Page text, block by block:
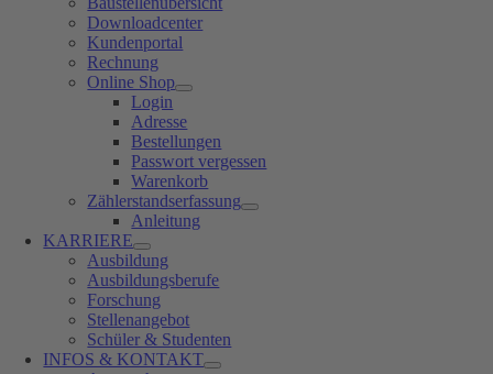
Downloadcenter
Kundenportal
Rechnung
Online Shop
Login
Adresse
Bestellungen
Passwort vergessen
Warenkorb
Zählerstandserfassung
Anleitung
KARRIERE
Ausbildung
Ausbildungsberufe
Forschung
Stellenangebot
Schüler & Studenten
INFOS & KONTAKT